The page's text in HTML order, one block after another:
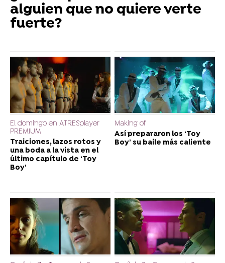
alguien que no quiere verte
fuerte?
El domingo en ATRESplayer
PREMIUM
Traiciones, lazos rotos y
una boda a la vista en el
último capítulo de ‘Toy
Boy’
Making of
Así prepararon los ‘Toy
Boy’ su baile más caliente